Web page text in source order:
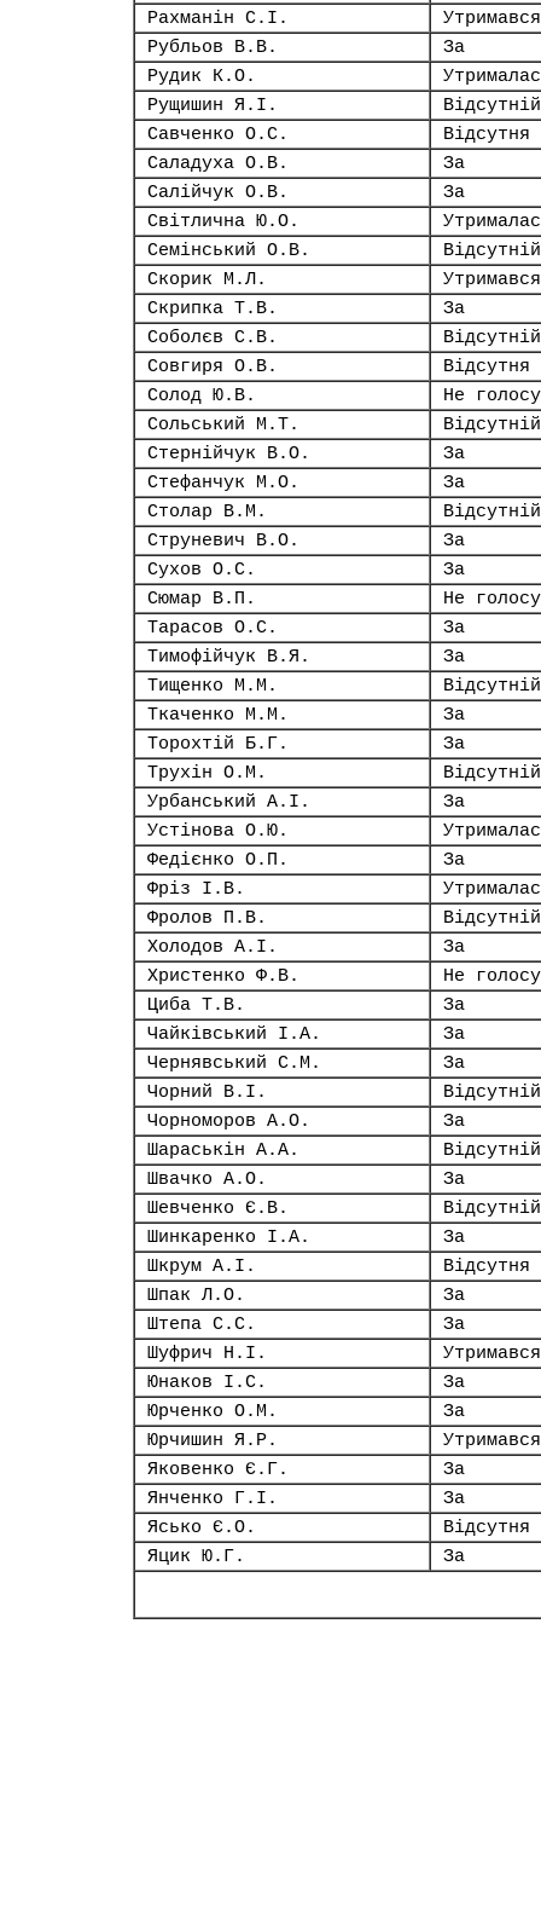
Рахманін С.І.
Утримався
Рубльов В.В.
За
Рудик К.О.
Рущишин Я.І.
Відсутній
Савченко О.С.
Відсутня
Саладуха О.В.
За
Салійчук О.В.
За
Світлична Ю.О.
Семінський О.В.
Відсутній
Скорик М.Л.
Утримався
Скрипка Т.В.
За
Соболєв С.В.
Відсутній
Совгиря О.В.
Відсутня
Солод Ю.В.
Не
Сольський М.Т.
Відсутній
Стернійчук В.О.
За
Стефанчук М.О.
За
Столар В.М.
Відсутній
Струневич В.О.
За
Сухов О.С.
За
Сюмар В.П.
Не
Тарасов О.С.
За
Тимофійчук В.Я.
За
Тищенко М.М.
Відсутній
Ткаченко М.М.
За
Торохтій Б.Г.
За
Трухін О.М.
Відсутній
Урбанський А.І.
За
Устінова О.Ю.
Федієнко О.П.
За
Фріз І.В.
Фролов П.В.
Відсутній
Холодов А.І.
За
Христенко Ф.В.
Не
Циба Т.В.
За
Чайківський І.А.
За
Чернявський С.М.
За
Чорний В.І.
Відсутній
Чорноморов А.О.
За
Шараськін А.А.
Відсутній
Швачко А.О.
За
Шевченко Є.В.
Відсутній
Шинкаренко І.А.
За
Шкрум А.І.
Відсутня
Шпак Л.О.
За
Штепа С.С.
За
Шуфрич Н.І.
Утримався
Юнаков І.С.
За
Юрченко О.М.
За
Юрчишин Я.Р.
Утримався
Яковенко Є.Г.
За
Янченко Г.І.
За
Ясько Є.О.
Відсутня
Яцик Ю.Г.
За